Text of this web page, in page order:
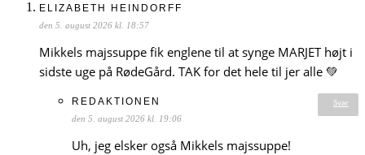
ELIZABETH HEINDORFF
den 5. august 2026 kl. 18:57
Mikkels majssuppe fik englene til at synge MARJET højt i
sidste uge på RødeGård. TAK for det hele til jer alle 💚
Svar
REDAKTIONEN
den 5. august 2026 kl. 19:06
Uh, jeg elsker også Mikkels majssuppe!